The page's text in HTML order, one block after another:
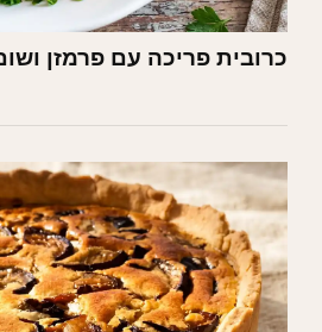
כרובית פריכה עם פרמזן